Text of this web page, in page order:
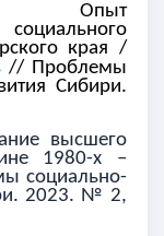
края /
// Проблемы
Сибири.
высшего
1980-х –
социально-
2023. № 2,